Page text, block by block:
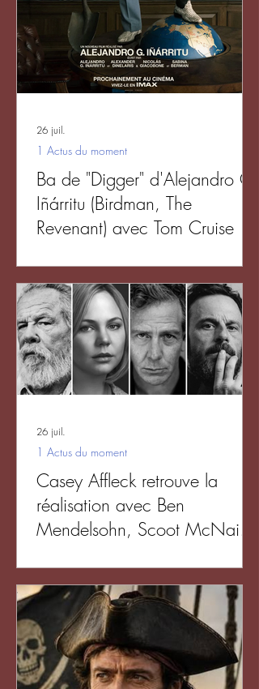
Ba de "Digger" d'Alejandro G.
Iñárritu (Birdman, The
Revenant) avec Tom Cruise
1 Actus du moment
26 juil.
Casey Affleck retrouve la
réalisation avec Ben
Mendelsohn, Scoot McNairy
1 Actus du moment
26 juil.